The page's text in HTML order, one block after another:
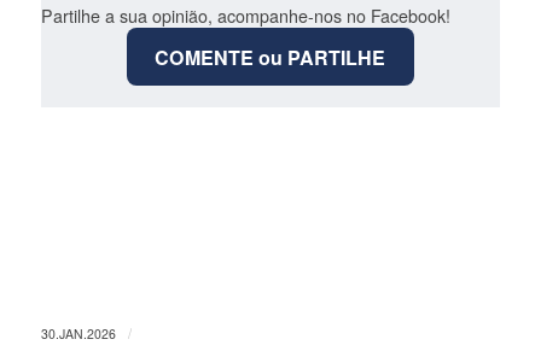
Partilhe a sua opinião, acompanhe-nos no Facebook!
COMENTE ou PARTILHE
30.JAN.2026 /